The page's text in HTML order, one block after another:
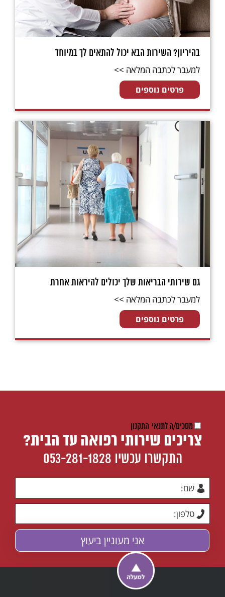
בהיריון? השירות הבא יכול להתאים לך במיוחד
למעבר לכתבה המלאה >>
פרטים נוספים
גם שירותי הבריאות שלך יכולים להיראות אחרת
למעבר לכתבה המלאה >>
פרטים נוספים
צריכים שירותי רפואה עד הבית?
התקשרו עכשיו 053-281-1828
מסכים/ה לתנאי התקנון